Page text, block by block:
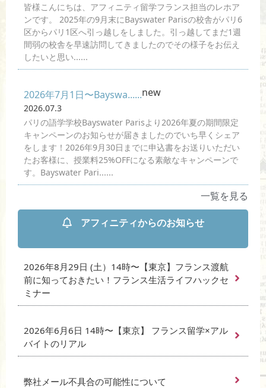
皆様こんにちは、アフィニティ留学フランス担当のレホア
ンです。 2025年の9月末にBayswater Parisの校舎がパリ6
区からパリ1区へ引っ越しをしました。引っ越してまだ1週
間弱の校舎を早速訪問してきましたのでその様子をお伝え
したいと思い......
2026年7月1日〜Bayswa......new
2026.07.3
パリの語学学校Bayswater Parisより2026年夏の期間限定
キャンペーンのお知らせが届きましたのでいち早くシェア
をします！2026年9月30日までに申込書をお送りいただい
たお客様に、授業料25%OFFになる素敵なキャンペーンで
す。Bayswater Pari......
一覧を見る
アフィニティからのお知らせ
2026年8月29日 (土）14時〜【東京】フランス渡航
前に知っておきたい！フランス生活ライフハックセ
ミナー
2026年6月6日 14時〜【東京】 フランス留学×アル
バイトのリアル
弊社メール不具合の可能性について